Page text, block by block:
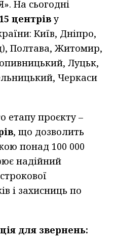
На сьогодні
центріву
Київ, Дніпро,
Полтава, Житомир,
Луцьк,
Черкаси
етапу проєкту –
, що дозволить
понад 100 000
надійний
і захисниць по
для звернень: